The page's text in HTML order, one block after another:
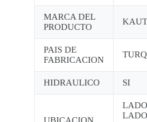
MARCA DEL
PRODUCTO
PAIS DE
FABRICACION
HIDRAULICO SI